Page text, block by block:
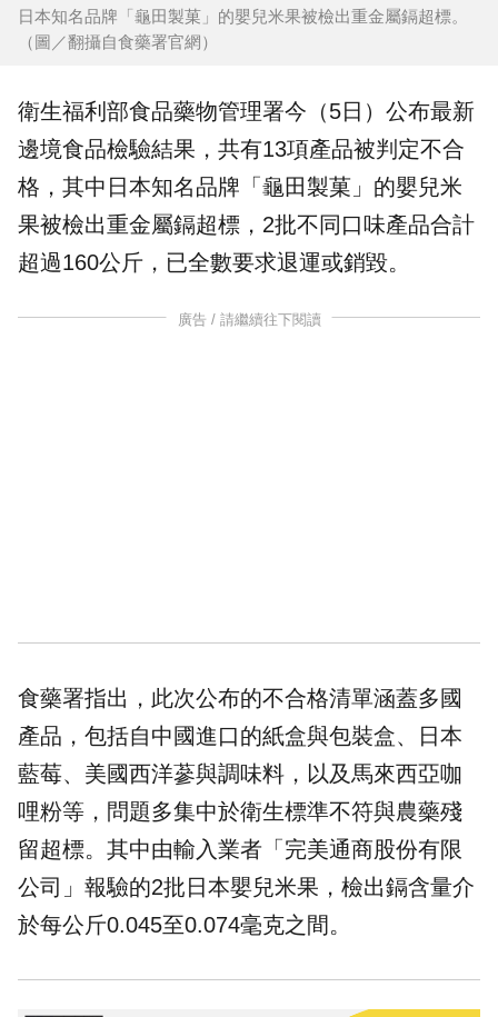
日本知名品牌「龜田製菓」的嬰兒米果被檢出重金屬鎘超標。
（圖／翻攝自食藥署官網）
衛生福利部食品藥物管理署今（5日）公布最新
邊境食品檢驗結果，共有13項產品被判定不合
格 ，其中日本知名品牌「 龜田製菓 」的嬰兒米
果被檢出重金屬鎘超標，2批不同口味產品合計
超過160公斤，已全數要求退運或銷毀。
廣告 / 請繼續往下閱讀
食藥署指出，此次公布的不合格清單涵蓋多國
產品，包括自中國進口的紙盒與包裝盒、日本
藍莓、美國西洋蔘與調味料，以及馬來西亞咖
哩粉等，問題多集中於衛生標準不符與農藥殘
留超標。其中由輸入業者「完美通商股份有限
公司」報驗的2批日本嬰兒米果，檢出鎘含量介
於每公斤0.045至0.074毫克之間。